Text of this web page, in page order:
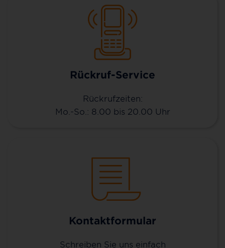
Rückruf-Service
Rückrufzeiten:
Mo.-So.: 8.00 bis 20.00 Uhr
Kontaktformular
Schreiben Sie uns einfach